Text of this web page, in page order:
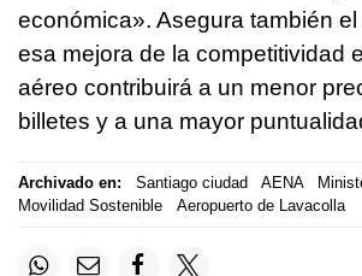
económica». Asegura también
esa mejora de la competitividad
aéreo contribuirá a un menor
billetes y a una mayor
Archivado en: Santiago ciudad AENA
Movilidad Sostenible
Aeropuerto de Lavacolla